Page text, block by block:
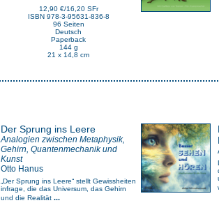
12,90 €/16,20 SFr
ISBN 978-3-95631-836-8
96 Seiten
Deutsch
Paperback
144 g
21 x 14,8 cm
Der Sprung ins Leere
Analogien zwischen Metaphysik,
Gehirn, Quantenmechanik und
Kunst
Otto Hanus
„Der Sprung ins Leere“ stellt Gewissheiten
infrage, die das Universum, das Gehirn
und die Realität ...